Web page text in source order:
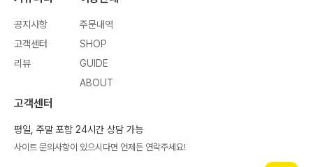
공지사항
고객센터
리뷰
주문내역
SHOP
GUIDE
ABOUT
고객센터
평일, 주말 포함 24시간 상담 가능
사이트 문의사항이 있으시다면 언제든 연락주세요!